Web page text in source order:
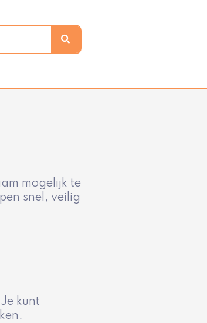
mogelijk te
snel, veilig
kunt